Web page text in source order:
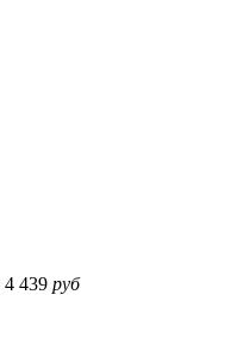
4 439 руб